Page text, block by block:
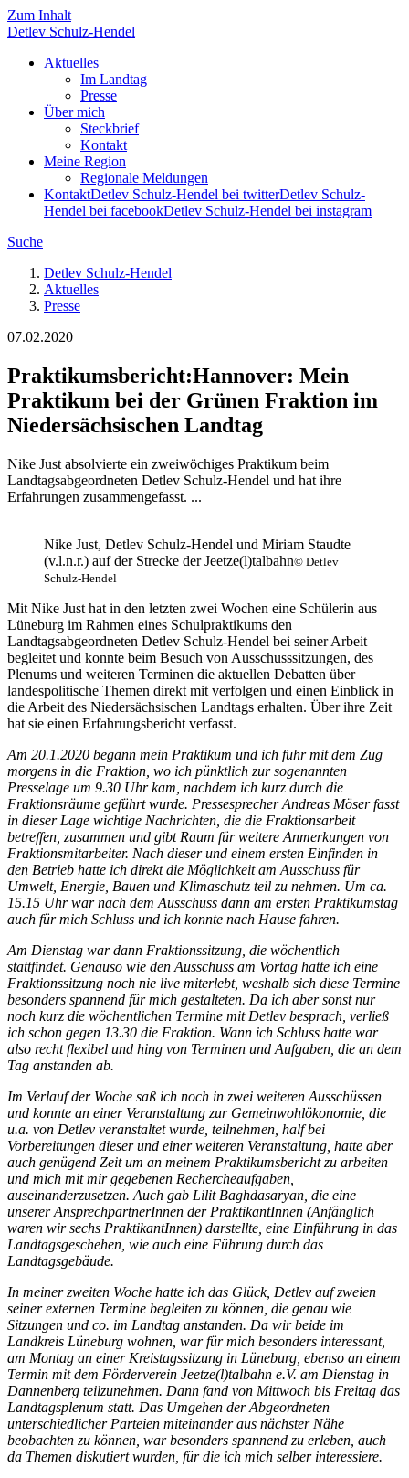
Zum Inhalt
Detlev Schulz-Hendel
Aktuelles
Im Landtag
Presse
Über mich
Steckbrief
Kontakt
Meine Region
Regionale Meldungen
KontaktDetlev Schulz-Hendel bei twitterDetlev Schulz-
Hendel bei facebookDetlev Schulz-Hendel bei instagram
Suche
Detlev Schulz-Hendel
Aktuelles
Presse
07.02.2020
Praktikumsbericht:Hannover: Mein
Praktikum bei der Grünen Fraktion im
Niedersächsischen Landtag
Nike Just absolvierte ein zweiwöchiges Praktikum beim
Landtagsabgeordneten Detlev Schulz-Hendel und hat ihre
Erfahrungen zusammengefasst. ...
Nike Just, Detlev Schulz-Hendel und Miriam Staudte
(v.l.n.r.) auf der Strecke der Jeetze(l)talbahn© Detlev
Schulz-Hendel
Mit Nike Just hat in den letzten zwei Wochen eine Schülerin aus
Lüneburg im Rahmen eines Schulpraktikums den
Landtagsabgeordneten Detlev Schulz-Hendel bei seiner Arbeit
begleitet und konnte beim Besuch von Ausschusssitzungen, des
Plenums und weiteren Terminen die aktuellen Debatten über
landespolitische Themen direkt mit verfolgen und einen Einblick in
die Arbeit des Niedersächsischen Landtags erhalten. Über ihre Zeit
hat sie einen Erfahrungsbericht verfasst.
Am 20.1.2020 begann mein Praktikum und ich fuhr mit dem Zug
morgens in die Fraktion, wo ich pünktlich zur sogenannten
Presselage um 9.30 Uhr kam, nachdem ich kurz durch die
Fraktionsräume geführt wurde. Pressesprecher Andreas Möser fasst
in dieser Lage wichtige Nachrichten, die die Fraktionsarbeit
betreffen, zusammen und gibt Raum für weitere Anmerkungen von
Fraktionsmitarbeiter. Nach dieser und einem ersten Einfinden in
den Betrieb hatte ich direkt die Möglichkeit am Ausschuss für
Umwelt, Energie, Bauen und Klimaschutz teil zu nehmen. Um ca.
15.15 Uhr war nach dem Ausschuss dann am ersten Praktikumstag
auch für mich Schluss und ich konnte nach Hause fahren.
Am Dienstag war dann Fraktionssitzung, die wöchentlich
stattfindet. Genauso wie den Ausschuss am Vortag hatte ich eine
Fraktionssitzung noch nie live miterlebt, weshalb sich diese Termine
besonders spannend für mich gestalteten. Da ich aber sonst nur
noch kurz die wöchentlichen Termine mit Detlev besprach, verließ
ich schon gegen 13.30 die Fraktion. Wann ich Schluss hatte war
also recht flexibel und hing von Terminen und Aufgaben, die an dem
Tag anstanden ab.
Im Verlauf der Woche saß ich noch in zwei weiteren Ausschüssen
und konnte an einer Veranstaltung zur Gemeinwohlökonomie, die
u.a. von Detlev veranstaltet wurde, teilnehmen, half bei
Vorbereitungen dieser und einer weiteren Veranstaltung, hatte aber
auch genügend Zeit um an meinem Praktikumsbericht zu arbeiten
und mich mit mir gegebenen Rechercheaufgaben,
auseinanderzusetzen. Auch gab Lilit Baghdasaryan, die eine
unserer AnsprechpartnerInnen der PraktikantInnen (Anfänglich
waren wir sechs PraktikantInnen) darstellte, eine Einführung in das
Landtagsgeschehen, wie auch eine Führung durch das
Landtagsgebäude.
In meiner zweiten Woche hatte ich das Glück, Detlev auf zweien
seiner externen Termine begleiten zu können, die genau wie
Sitzungen und co. im Landtag anstanden. Da wir beide im
Landkreis Lüneburg wohnen, war für mich besonders interessant,
am Montag an einer Kreistagssitzung in Lüneburg, ebenso an einem
Termin mit dem Förderverein Jeetze(l)talbahn e.V. am Dienstag in
Dannenberg teilzunehmen. Dann fand von Mittwoch bis Freitag das
Landtagsplenum statt. Das Umgehen der Abgeordneten
unterschiedlicher Parteien miteinander aus nächster Nähe
beobachten zu können, war besonders spannend zu erleben, auch
da Themen diskutiert wurden, für die ich mich selber interessiere.